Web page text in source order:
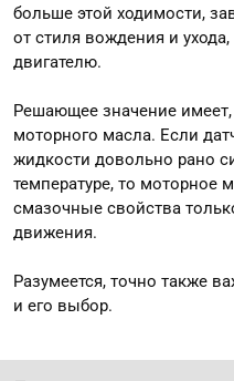
больше этой ходимости,
от стиля вождения и
двигателю.
Решающее значение имеет,
моторного масла. Если
жидкости довольно рано
температуре, то моторное
смазочные свойства
движения.
Разумеется, точно также
и его выбор.